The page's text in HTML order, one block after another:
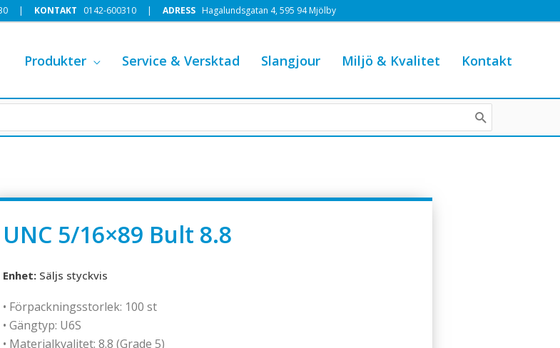
| KONTAKT 0142-600310 | ADRESS Hagalundsgatan 4, 595 94 Mjölby
Produkter Service & Versktad Slangjour Miljö & Kvalitet Kontakt
UNC 5/16×89 Bult 8.8
Enhet: Säljs styckvis
• Förpackningsstorlek: 100 st
• Gängtyp: U6S
• Materialkvalitet: 8.8 (Grade 5)